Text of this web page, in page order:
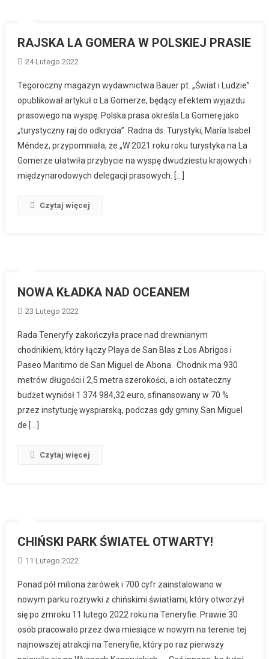
RAJSKA LA GOMERA W POLSKIEJ PRASIE
24 Lutego 2022
Tegoroczny magazyn wydawnictwa Bauer pt. „Świat i Ludzie”
opublikował artykuł o La Gomerze, będący efektem wyjazdu
prasowego na wyspę. Polska prasa określa La Gomerę jako
„turystyczny raj do odkrycia”. Radna ds. Turystyki, María Isabel
Méndez, przypomniała, że ​​„W 2021 roku roku turystyka na La
Gomerze ułatwiła przybycie na wyspę dwudziestu krajowych i
międzynarodowych delegacji prasowych. […]
Czytaj więcej
NOWA KŁADKA NAD OCEANEM
23 Lutego 2022
Rada Teneryfy zakończyła prace nad drewnianym
chodnikiem, który łączy Playa de San Blas z Los Abrigos i
Paseo Maritimo de San Miguel de Abona. Chodnik ma 930
metrów długości i 2,5 metra szerokości, a ich ostateczny
budżet wyniósł 1 374 984,32 euro, sfinansowany w 70 %
przez instytucję wyspiarską, podczas gdy gminy San Miguel
de […]
Czytaj więcej
CHIŃSKI PARK ŚWIATEŁ OTWARTY!
11 Lutego 2022
Ponad pół miliona żarówek i 700 cyfr zainstalowano w
nowym parku rozrywki z chińskimi światłami, który otworzył
się po zmroku 11 lutego 2022 roku na Teneryfie. Prawie 30
osób pracowało przez dwa miesiące w nowym na terenie tej
najnowszej atrakcji na Teneryfie, który po raz pierwszy